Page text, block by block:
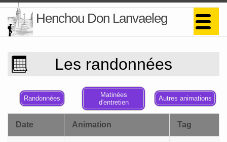
Henchou Don Lanvaeleg
Les randonnées
Randonnées
Matinées
d'entretien
Autres animations
Date Animation Tag